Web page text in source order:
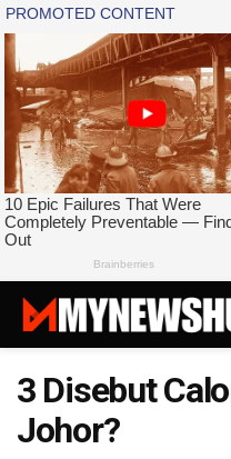
3 Disebut
Johor?